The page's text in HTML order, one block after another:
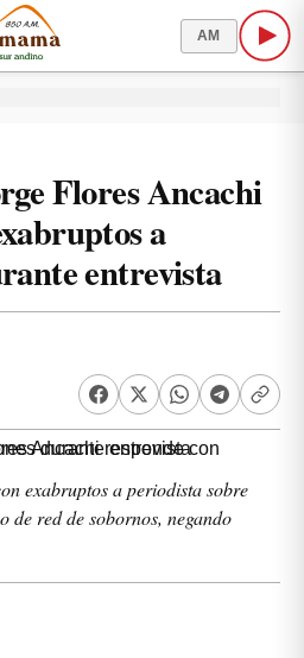
AM
Flores Ancachi
a
entrevista
exabruptos a periodista sobre
de red de sobornos, negando